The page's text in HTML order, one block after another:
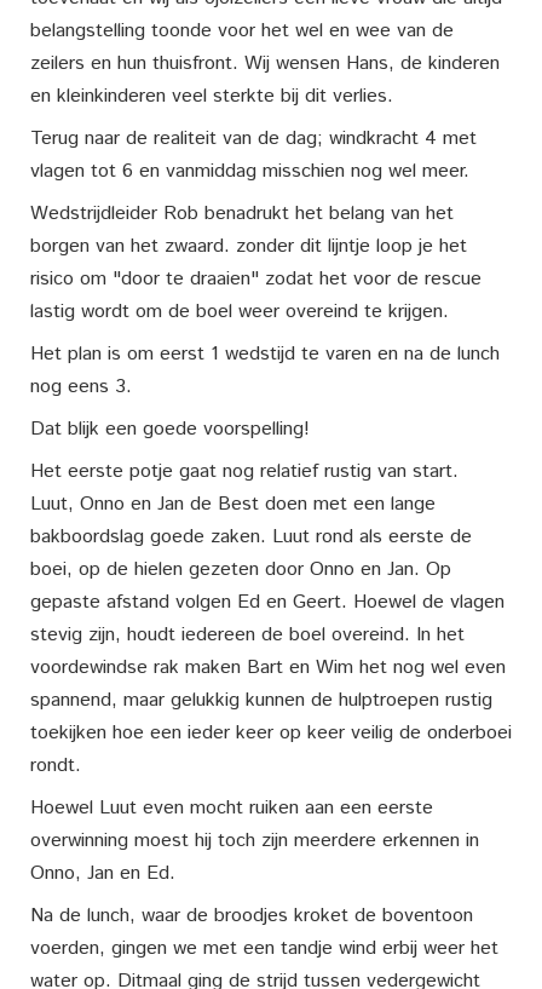
belangstelling toonde voor het wel en wee van de
zeilers en hun thuisfront. Wij wensen Hans, de kinderen
en kleinkinderen veel sterkte bij dit verlies.
Terug naar de realiteit van de dag; windkracht 4 met
vlagen tot 6 en vanmiddag misschien nog wel meer.
Wedstrijdleider Rob benadrukt het belang van het
borgen van het zwaard. zonder dit lijntje loop je het
risico om "door te draaien" zodat het voor de rescue
lastig wordt om de boel weer overeind te krijgen.
Het plan is om eerst 1 wedstijd te varen en na de lunch
nog eens 3.
Dat blijk een goede voorspelling!
Het eerste potje gaat nog relatief rustig van start.
Luut, Onno en Jan de Best doen met een lange
bakboordslag goede zaken. Luut rond als eerste de
boei, op de hielen gezeten door Onno en Jan. Op
gepaste afstand volgen Ed en Geert. Hoewel de vlagen
stevig zijn, houdt iedereen de boel overeind. In het
voordewindse rak maken Bart en Wim het nog wel even
spannend, maar gelukkig kunnen de hulptroepen rustig
toekijken hoe een ieder keer op keer veilig de onderboei
rondt.
Hoewel Luut even mocht ruiken aan een eerste
overwinning moest hij toch zijn meerdere erkennen in
Onno, Jan en Ed.
Na de lunch, waar de broodjes kroket de boventoon
voerden, gingen we met een tandje wind erbij weer het
water op. Ditmaal ging de strijd tussen vedergewicht